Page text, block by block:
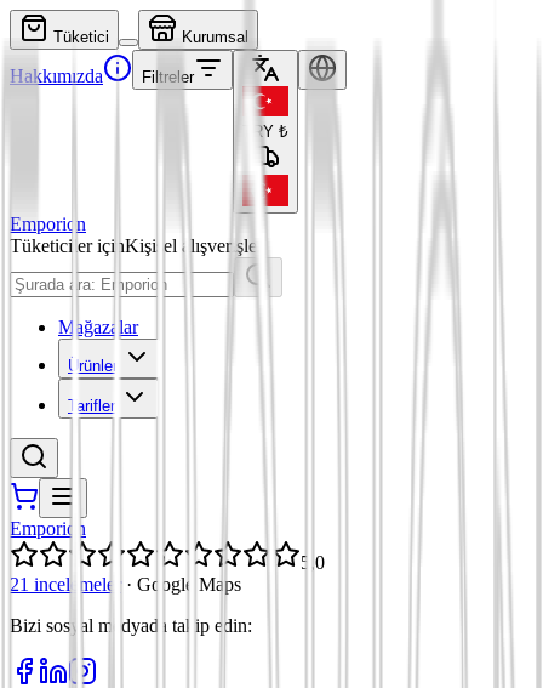
Tüketici Kurumsal
Hakkımızda Filtreler
TRY ₺
Emporion
Tüketiciler içinKişisel alışverişler
Mağazalar
Ürünler
Tarifler
Emporion
5,0
21 incelemeler
· Google Maps
Bizi sosyal medyada takip edin: